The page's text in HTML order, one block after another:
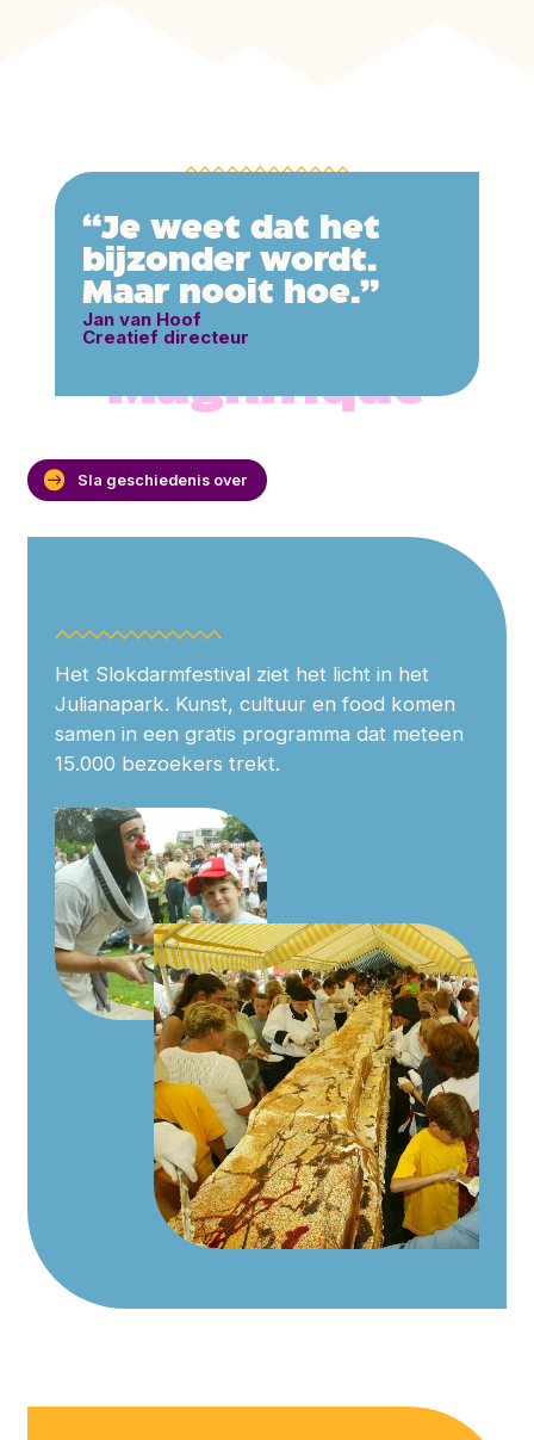
“Je weet dat het
bijzonder wordt.
Maar nooit hoe.”
Jan van Hoof
Creatief directeur
Van Slokdarm
festival tot
Fabriek
Magnifique
Sla geschiedenis over
Het Slokdarmfestival ziet het licht in het
Julianapark. Kunst, cultuur en food komen
samen in een gratis programma dat meteen
15.000 bezoekers trekt.